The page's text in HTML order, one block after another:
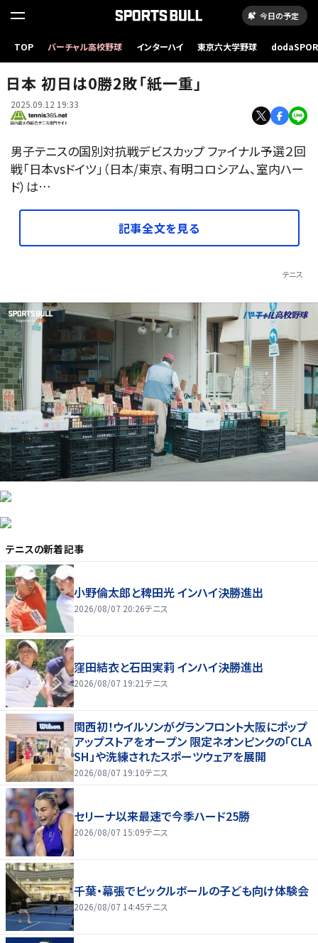
今日の予定
TOP バーチャル高校野球 インターハイ 東京六大学野球
日本 初日は0勝2敗「紙一重」
2025.09.12 19:33
男子テニスの国別対抗戦デビスカップ ファイナル予選２回
戦「日本vsドイツ」（日本/東京、有明コロシアム、室内ハー
ド）は…
記事全文を見る
テニス
テニスの新着記事
小野倫太郎と稗田光 インハイ決勝進出
2026/08/07 20:26テニス
窪田結衣と石田実莉 インハイ決勝進出
2026/08/07 19:21テニス
関西初！ウイルソンがグランフロント大阪にポップ
アップストアをオープン 限定ネオンピンクの「CLA
SH」や洗練されたスポーツウェアを展開
2026/08/07 19:10テニス
セリーナ以来最速で今季ハード25勝
2026/08/07 15:09テニス
千葉・幕張でピックルボールの子ども向け体験会
2026/08/07 14:45テニス